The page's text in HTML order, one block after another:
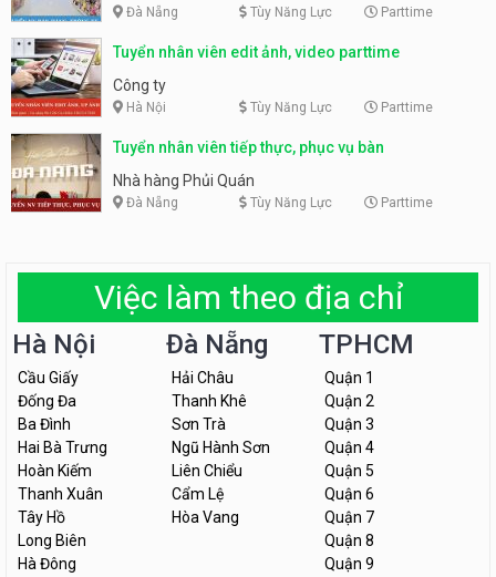
Đà Nẵng Tùy Năng Lực Parttime
Tuyển nhân viên edit ảnh, video parttime
Công ty
Hà Nội Tùy Năng Lực Parttime
Tuyển nhân viên tiếp thực, phục vụ bàn
Nhà hàng Phủi Quán
Đà Nẵng Tùy Năng Lực Parttime
Việc làm theo địa chỉ
Hà Nội
Cầu Giấy
Đống Đa
Ba Đình
Hai Bà Trưng
Hoàn Kiếm
Thanh Xuân
Tây Hồ
Long Biên
Hà Đông
Đà Nẵng
Hải Châu
Thanh Khê
Sơn Trà
Ngũ Hành Sơn
Liên Chiểu
Cẩm Lệ
Hòa Vang
TPHCM
Quận 1
Quận 2
Quận 3
Quận 4
Quận 5
Quận 6
Quận 7
Quận 8
Quận 9